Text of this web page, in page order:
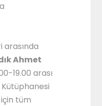
arasında
Ahmet
19.00 arası
tüm